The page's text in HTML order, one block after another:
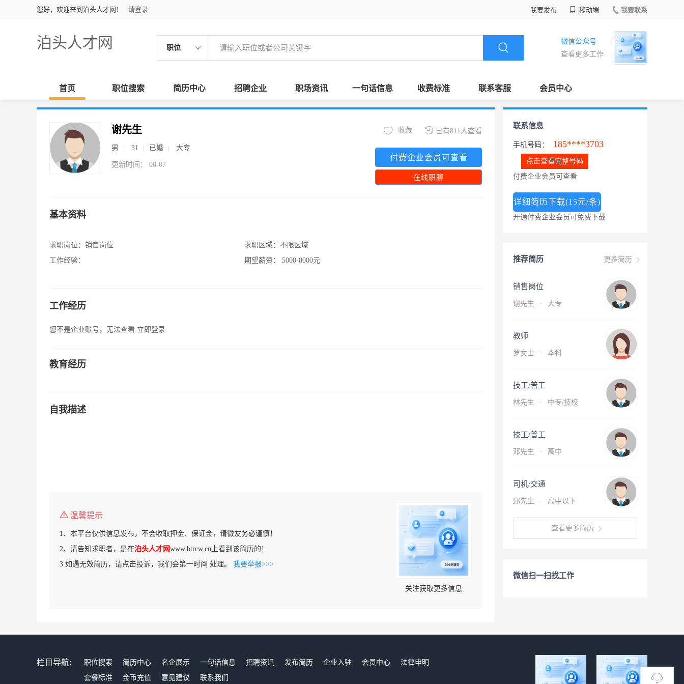
您好，欢迎来到泊头人才网！ 请登录 我要发布 移动端 我要联系
泊头人才网 职位
微信公众号
查看更多工作
首页 职位搜索 简历中心 招聘企业 职场资讯 一句话信息 收费标准 联系客服 会员中心
谢先生
男 31 已婚 大专
更新时间： 08-07
已有811人查看
收藏
付费企业会员可查看
在线职聊
基本资料
求职岗位： 销售岗位
工作经验：
求职区域： 不限区域
期望薪资：
5000-8000元
工作经历
您不是企业账号，无法查看 立即登录
教育经历
自我描述
温馨提示
1、本平台仅供信息发布，不会收取押金、保证金，请微友务必谨慎！
2、请告知求职者，是在泊头人才网www.btrcw.cn上看到该简历的！
3.如遇无效简历，请点击投诉，我们会第一时间 处理。 我要举报>>>
关注获取更多信息
联系信息
手机号码： 185****3703
点击查看完整号码
付费企业会员可查看
详细简历下载(15元/条)
开通付费企业会员可免费下载
更多简历
推荐简历
销售岗位
谢先生 · 大专
教师
罗女士 · 本科
技工/普工
林先生 · 中专/技校
技工/普工
邓先生 · 高中
司机/交通
邱先生 · 高中以下
查看更多简历
微信扫一扫找工作
栏目导航: 职位搜索 简历中心 名企展示 一句话信息 招聘资讯 发布简历 企业入驻 会员中心
法律申明
套餐标准
金币充值 意见建议 联系我们